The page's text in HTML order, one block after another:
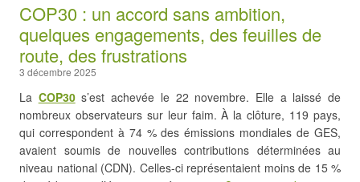
COP30 : un accord sans ambition,
quelques engagements, des feuilles de
route, des frustrations
3 décembre 2025
La COP30s’est achevée le 22 novembre. Elle a laissé de
nombreux observateurs sur leur faim. À la clôture, 119 pays,
qui correspondent à 74 % des émissions mondiales de GES,
avaient soumis de nouvelles contributions déterminées au
niveau national (CDN). Celles-ci représentaient moins de 15 %